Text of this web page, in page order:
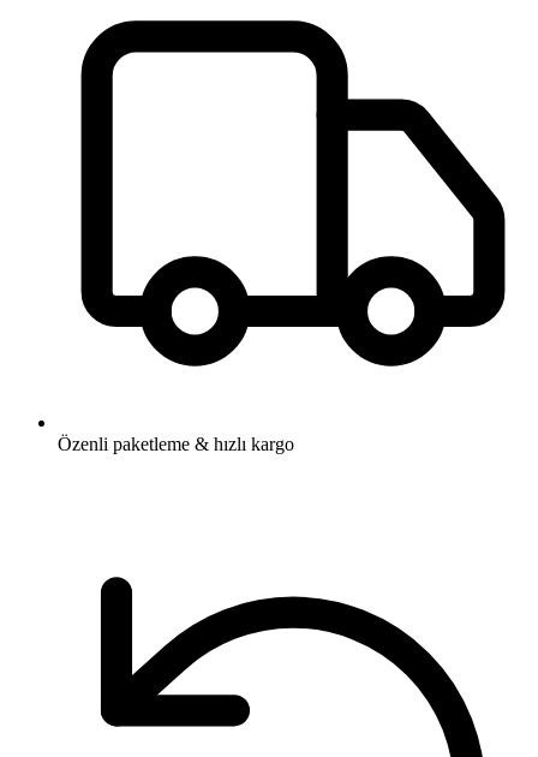
Özenli paketleme & hızlı kargo